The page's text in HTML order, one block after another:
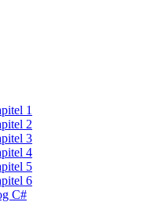
1
2
3
4
5
6
C#